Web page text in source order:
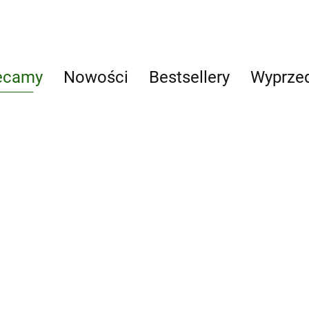
Nowości Bestsellery